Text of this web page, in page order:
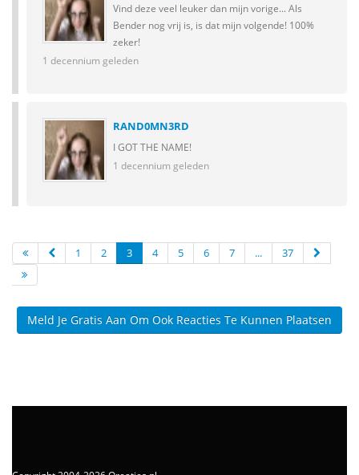
Vind deze veel leuker dan mijn vorige... Als
Bender nog vrij is, is dat mijn volgende! 100%
zeker!
1 decennium geleden
RAND0MN3RD
I GOT THE NAME!
1 decennium geleden
1 2 3 4 5 6 7 ... 37
Meld Je Gratis Aan Om Ook Reacties Te Kunnen Plaatsen